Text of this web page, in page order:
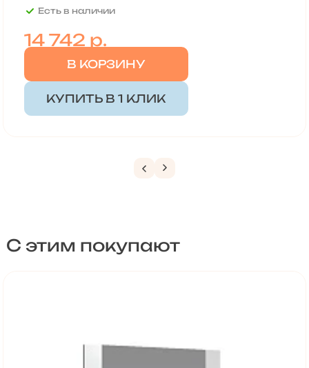
Есть в наличии
14 742 р.
В КОРЗИНУ
КУПИТЬ В 1 КЛИК
С этим покупают